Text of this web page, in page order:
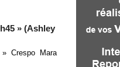
» (Ashley
Crespo Mara